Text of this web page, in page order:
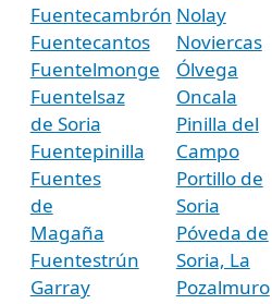
Fuentecambrón
Fuentecantos
Fuentelmonge
Fuentelsaz
de Soria
Fuentepinilla
Fuentes
de
Magaña
Fuentestrún
Garray
Nolay
Noviercas
Ólvega
Oncala
Pinilla del
Campo
Portillo de
Soria
Póveda de
Soria, La
Pozalmuro